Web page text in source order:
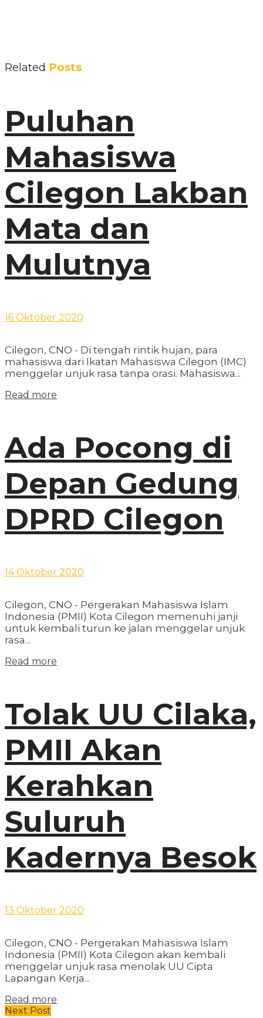
Related Posts
Puluhan
Mahasiswa
Cilegon Lakban
Mata dan
Mulutnya
16 Oktober 2020
Cilegon, CNO - Di tengah rintik hujan, para
mahasiswa dari Ikatan Mahasiswa Cilegon (IMC)
menggelar unjuk rasa tanpa orasi. Mahasiswa...
Read more
Ada Pocong di
Depan Gedung
DPRD Cilegon
14 Oktober 2020
Cilegon, CNO - Pergerakan Mahasiswa Islam
Indonesia (PMII) Kota Cilegon memenuhi janji
untuk kembali turun ke jalan menggelar unjuk
rasa...
Read more
Tolak UU Cilaka,
PMII Akan
Kerahkan
Suluruh
Kadernya Besok
13 Oktober 2020
Cilegon, CNO - Pergerakan Mahasiswa Islam
Indonesia (PMII) Kota Cilegon akan kembali
menggelar unjuk rasa menolak UU Cipta
Lapangan Kerja...
Read more
Next Post